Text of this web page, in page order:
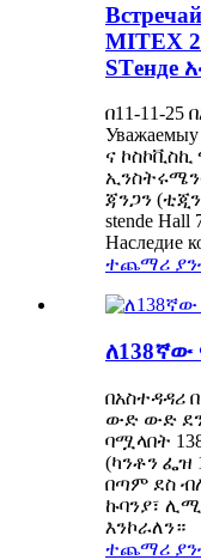
MITEX
STенде
በ11-11-25
ና ኮስኮቪስኪ
ጃንጋን (ቲጂን
stende
Наследие
ተጨማሪ
ለ138ኛው
በአስተዳዳሪ
ውድ ውድ
ባሟላበት
(ካንቶን ፌዝ
በጣም ደስ
ኩባንያ፣
እንኮራለን።
ተጨማሪ